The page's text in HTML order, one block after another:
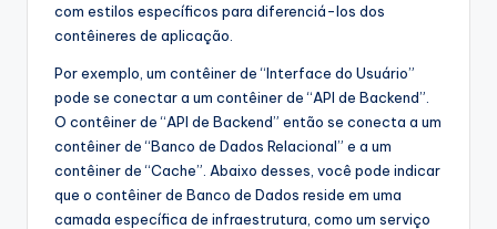
com estilos específicos para diferenciá-los dos
contêineres de aplicação.
Por exemplo, um contêiner de “Interface do Usuário”
pode se conectar a um contêiner de “API de Backend”.
O contêiner de “API de Backend” então se conecta a um
contêiner de “Banco de Dados Relacional” e a um
contêiner de “Cache”. Abaixo desses, você pode indicar
que o contêiner de Banco de Dados reside em uma
camada específica de infraestrutura, como um serviço